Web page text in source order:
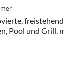
Pool und Grill,